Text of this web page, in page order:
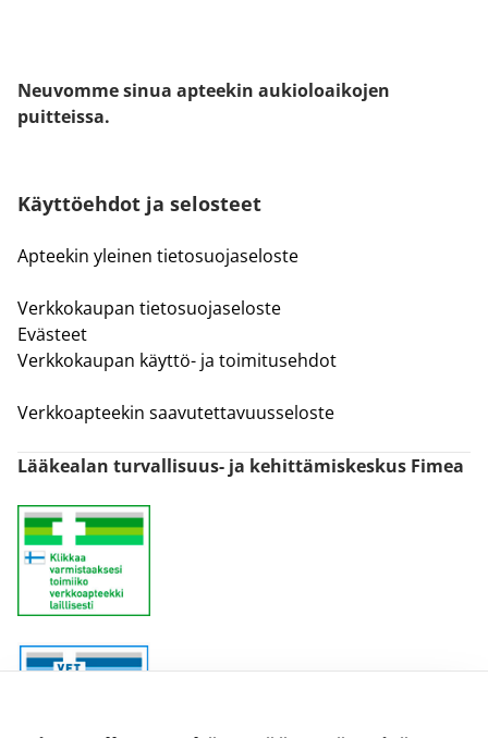
Neuvomme sinua apteekin aukioloaikojen
puitteissa.
Käyttöehdot ja selosteet
Apteekin yleinen tietosuojaseloste
Verkkokaupan tietosuojaseloste
Evästeet
Verkkokaupan käyttö- ja toimitusehdot
Verkkoapteekin saavutettavuusseloste
Lääkealan turvallisuus- ja kehittämiskeskus Fimea